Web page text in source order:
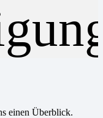
einen Überblick.